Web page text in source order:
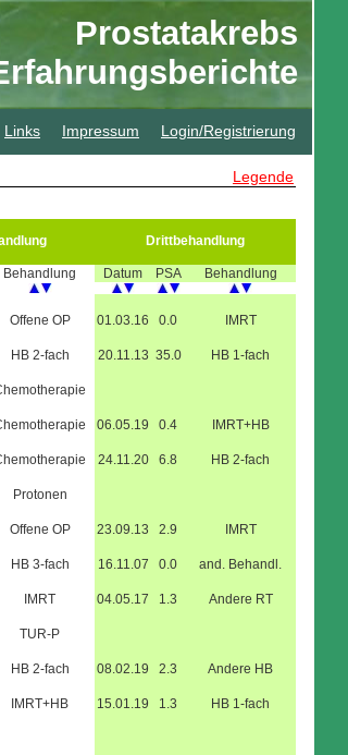
Prostatakrebs
Links Impressum Login/Registrierung
Legende
Drittbehandlung
Behandlung Datum PSA Behandlung
Offene OP 01.03.16 0.0 IMRT
HB 2-fach 20.11.13 35.0 HB 1-fach
06.05.19 0.4 IMRT+HB
24.11.20 6.8 HB 2-fach
Protonen
Offene OP 23.09.13 2.9 IMRT
HB 3-fach 16.11.07 0.0 and. Behandl.
IMRT 04.05.17 1.3 Andere RT
TUR-P
HB 2-fach 08.02.19 2.3 Andere HB
IMRT+HB 15.01.19 1.3 HB 1-fach